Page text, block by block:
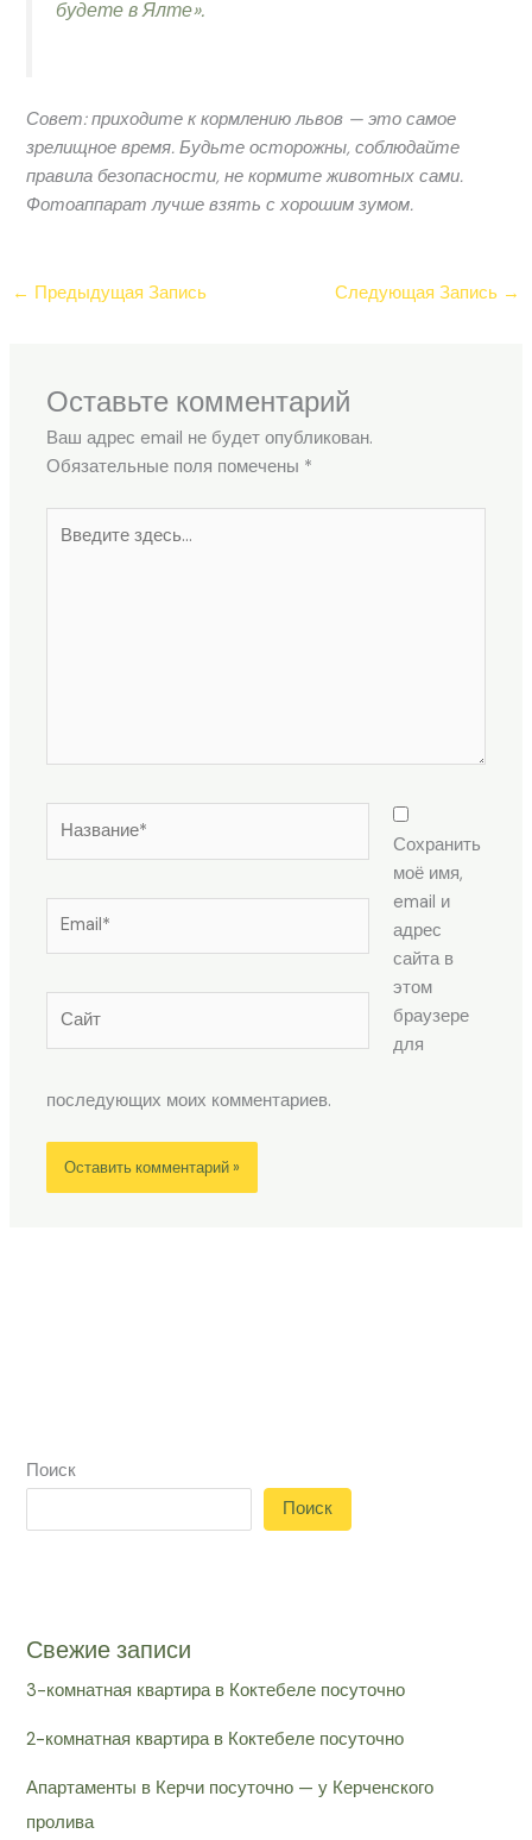
будете в Ялте».
Совет: приходите к кормлению львов — это самое
зрелищное время. Будьте осторожны, соблюдайте
правила безопасности, не кормите животных сами.
Фотоаппарат лучше взять с хорошим зумом.
← Предыдущая Запись Следующая Запись →
Оставьте комментарий
Ваш адрес email не будет опубликован.
Обязательные поля помечены *
здесь...
Сохранить
моё имя,
email и
адрес
сайта в
этом
браузере
для
последующих моих комментариев.
Поиск
Поиск
Свежие записи
3-комнатная квартира в Коктебеле посуточно
2-комнатная квартира в Коктебеле посуточно
Апартаменты в Керчи посуточно — у Керченского
пролива